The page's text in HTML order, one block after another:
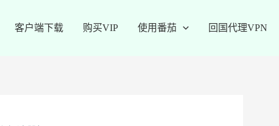
客户端下载 购买VIP 使用番茄 回国代理VPN